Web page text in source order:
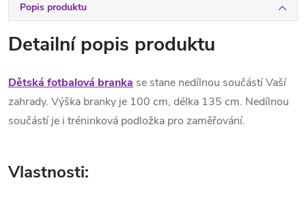
Popis produktu
Detailní popis produktu
Dětská fotbalová branka se stane nedílnou součástí Vaší
zahrady. Výška branky je 100 cm, délka 135 cm. Nedílnou
součástí je i tréninková podložka pro zaměřování.
Vlastnosti: